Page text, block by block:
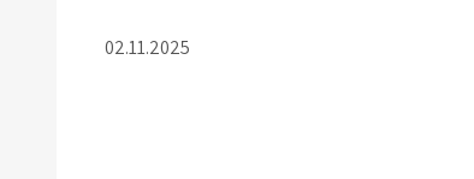
02.11.2025